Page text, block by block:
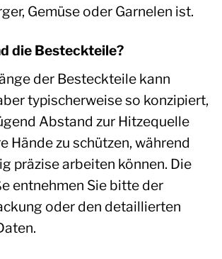
Gemüse oder Garnelen ist.
die Besteckteile?
der Besteckteile kann
typischerweise so konzipiert,
Abstand zur Hitzequelle
Hände zu schützen, während
präzise arbeiten können. Die
entnehmen Sie bitte der
oder den detaillierten